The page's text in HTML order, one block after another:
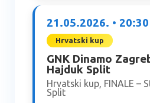
21.05.2026. • 20:30
Hrvatski kup
GNK Dinamo
Hajduk Split
Hrvatski kup, FINALE –
Split